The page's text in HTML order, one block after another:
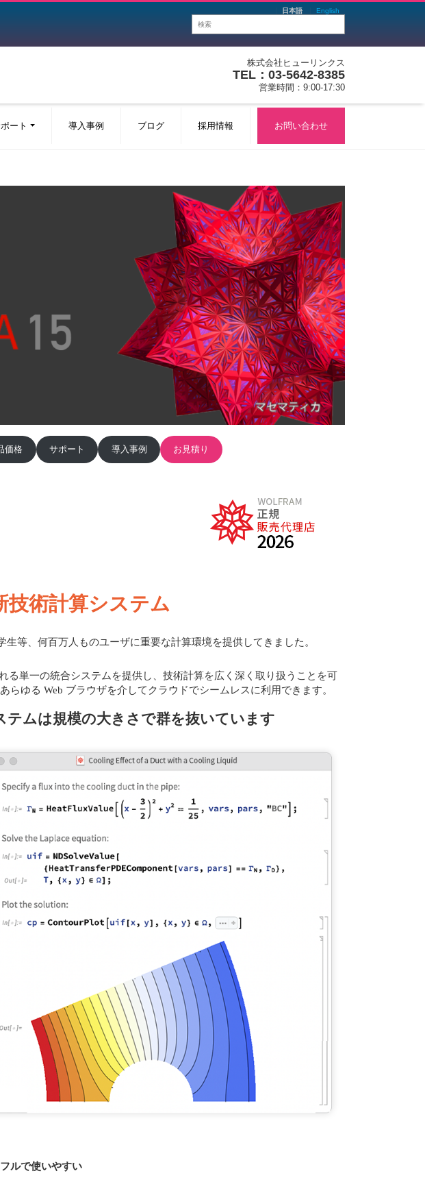
日本語 English
株式会社ヒューリンクス
TEL：03-5642-8385
営業時間：9:00-17:30
ート 導入事例 ブログ 採用情報 お問い合わせ
価格 サポート 導入事例 お見積り
技術計算システム
等、何百万人ものユーザに重要な計算環境を提供してきました。
る単一の統合システムを提供し、技術計算を広く深く取り扱うことを可
ゆる Web ブラウザを介してクラウドでシームレスに利用できます。
ムは規模の大きさで群を抜いています
ルで使いやすい